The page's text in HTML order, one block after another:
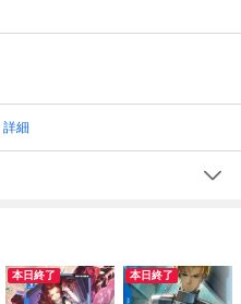
詳細
本日終了 本日終了